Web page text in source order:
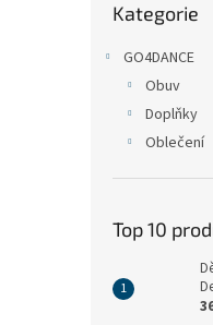
kategorie
Kategorie
GO4DANCE
Obuv
Doplňky
Oblečení
Top 10